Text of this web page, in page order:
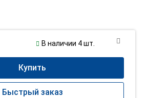
В наличии 4 шт.
Купить
Быстрый заказ